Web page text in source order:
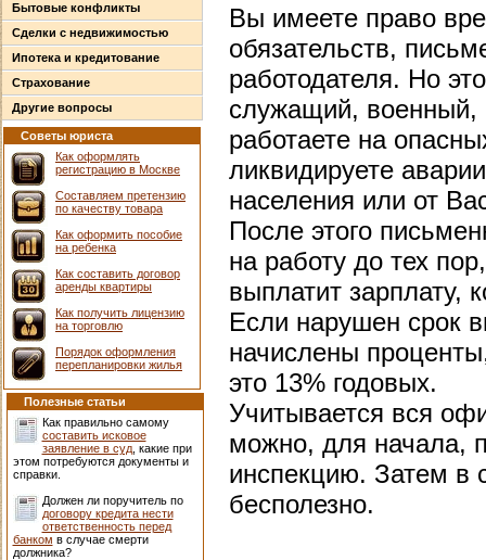
Бытовые конфликты
Сделки с недвижимостью
Ипотека и кредитование
Страхование
Другие вопросы
Советы юриста
Как оформлять
регистрацию в Москве
Составляем претензию
по качеству товара
Как оформить пособие
на ребенка
Как составить договор
аренды квартиры
Как получить лицензию
на торговлю
Порядок оформления
перепланировки жилья
Полезные статьи
Как правильно самому
составить исковое
заявление в суд, какие при
этом потребуются документы и
справки.
Должен ли поручитель по
договору кредита нести
ответственность перед
банком в случае смерти
должника?
Вы имеете право
обязательств,
работодателя. Но
служащий, военный,
работаете на
ликвидируете
населения или от
После этого
на работу до тех
выплатит зарплату,
Если нарушен срок
начислены
это 13% годовых.
Учитывается вся
можно, для начала,
инспекцию. Затем в
бесполезно.